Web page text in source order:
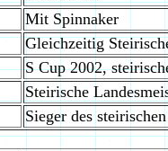
Mit Spinnaker
Gleichzeitig
S Cup 2002,
Steirische
Sieger des